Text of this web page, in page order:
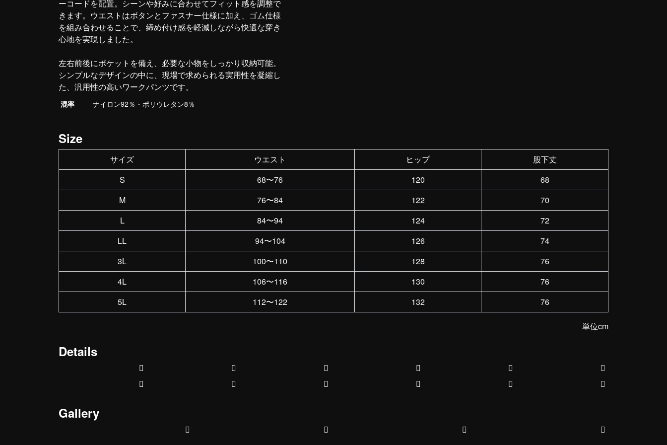
ーコードを配置。シーンや好みに合わせてフィット感を調整で
きます。ウエストはボタンとファスナー仕様に加え、ゴム仕様
を組み合わせることで、締め付け感を軽減しながら快適な穿き
心地を実現しました。
左右前後にポケットを備え、必要な小物をしっかり収納可能。
シンプルなデザインの中に、現場で求められる実用性を凝縮し
た、汎用性の高いワークパンツです。
混率 ナイロン92％・ポリウレタン8％
Size
サイズ ウエスト ヒップ
股下丈
S
68〜76 120
68
M
76〜84 122
70
L
84〜94 124
72
LL
94〜104 126
74
3L
100〜110 128
76
4L
106〜116 130
76
5L
112〜122 132 76
単位cm
Details
Gallery